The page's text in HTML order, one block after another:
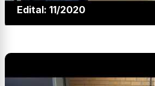
Edital: 11/2020